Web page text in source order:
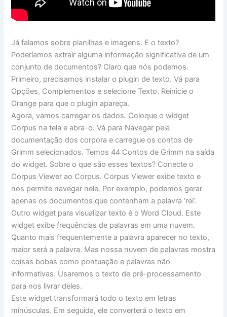
Já falamos sobre planilhas e imagens. E o texto?
Poderíamos extrair alguma informação significativa de um
conjunto de documentos? Claro que nós podemos.
Primeiro, precisamos instalar o plugin de texto. Vá para
Opções, Complementos e selecione Texto. Reinicie o
Orange para que o plugin apareça.
Agora, vamos carregar os dados. Coloque o widget
Corpus na tela e abra-o. Vá para Navegar pela
documentação dos corpora e carregue os contos de
Grimm selecionados. Temos 44 Contos de Grimm na saída
do widget. Sobre o que são esses textos? Conecte o
Corpus Viewer ao Corpus. Corpus Viewer exibe texto e
nos permite navegar nele. Por exemplo, podemos gerar
apenas os documentos que contenham a palavra ‘rei’.
Outro widget para visualizar texto é o Word Cloud. Este
widget exibe frequências de palavras em uma nuvem.
Quanto mais frequentemente a palavra aparecer no texto,
maior será a palavra. Mas nossa nuvem de palavras mostra
coisas bobas como pontuação e palavras não
informativas. Usaremos o texto de pré-processamento
para nos livrar deles.
Este widget transformará todo o texto em letras
minúsculas. Em seguida, ele converterá o texto em